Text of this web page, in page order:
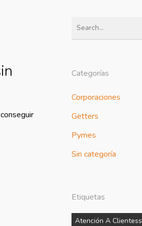
Categorías
Corporaciones
Getters
Pymes
Sin categoría
Etiquetas
Atención A Clientess